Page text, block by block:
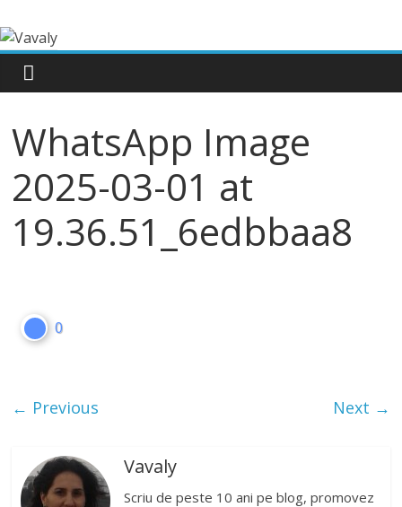
WhatsApp Image
2025-03-01 at
19.36.51_6edbbaa8
0
← Previous Next →
Vavaly
Scriu de peste 10 ani pe blog, promovez